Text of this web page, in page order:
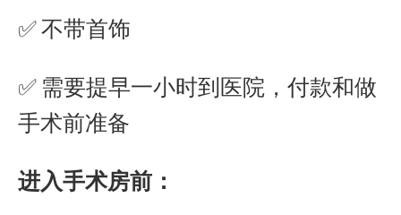
✅ 不带首饰
✅ 需要提早一小时到医院，付款和做
手术前准备
进入手术房前：